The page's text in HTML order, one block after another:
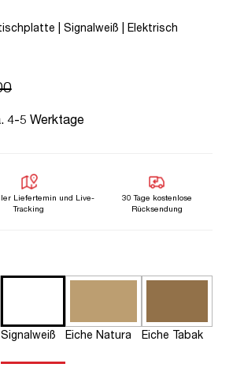
| Signalweiß | Elektrisch
4-5 Werktage
Liefertemin und Live-
Tracking
30 Tage kostenlose
Rücksendung
Signalweiß Eiche Natura Eiche Tabak